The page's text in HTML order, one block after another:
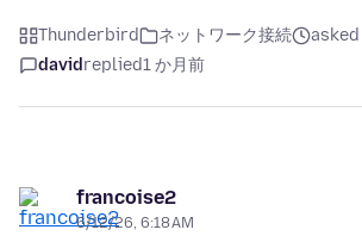
Thunderbird ネットワーク接続
asked
davidreplied1 か月前
francoise2
6/12/26, 6:18 AM